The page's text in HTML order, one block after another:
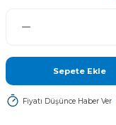
Sepete Ekle
Fiyatı Düşünce Haber Ver